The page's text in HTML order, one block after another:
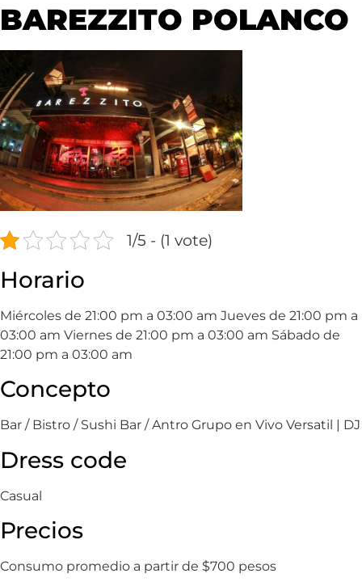
BAREZZITO POLANCO
1/5 - (1 vote)
Horario
Miércoles de 21:00 pm a 03:00 am Jueves de 21:00 pm a
03:00 am Viernes de 21:00 pm a 03:00 am Sábado de
21:00 pm a 03:00 am
Concepto
Bar / Bistro / Sushi Bar / Antro Grupo en Vivo Versatil | DJ
Dress code
Casual
Precios
Consumo promedio a partir de $700 pesos